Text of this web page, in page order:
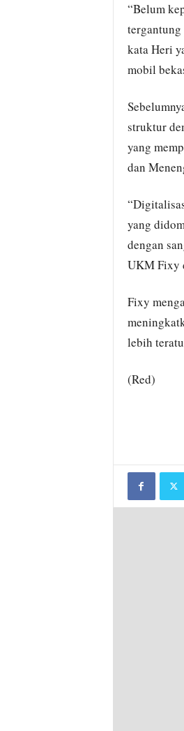
“Belum
kata Heri
mobil
struktur
yang
dan
yang
dengan
UKM Fixy
Fixy
lebih
(Red)